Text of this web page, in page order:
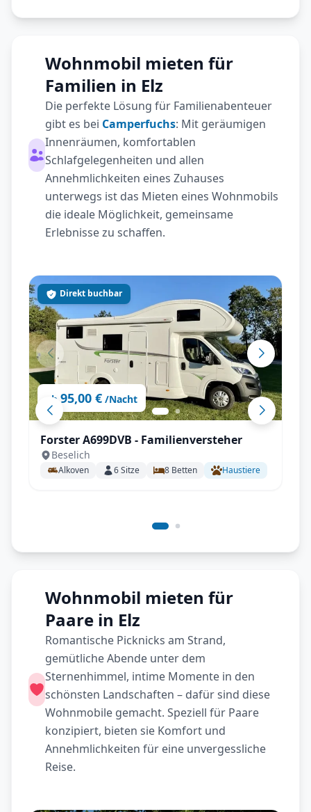
Wohnmobil mieten für
Familien in Elz
Die perfekte Lösung für Familienabenteuer
gibt es bei Camperfuchs: Mit geräumigen
Innenräumen, komfortablen
Schlafgelegenheiten und allen
Annehmlichkeiten eines Zuhauses
unterwegs ist das Mieten eines Wohnmobils
die ideale Möglichkeit, gemeinsame
Erlebnisse zu schaffen.
ab 95,00 € /Nacht
Direkt buchbar
Forster A699DVB - Familienversteher
Beselich
Alkoven 6Sitze 8 Betten Haustiere
Wohnmobil mieten für
Paare in Elz
Romantische Picknicks am Strand,
gemütliche Abende unter dem
Sternenhimmel, intime Momente in den
schönsten Landschaften – dafür sind diese
Wohnmobile gemacht. Speziell für Paare
konzipiert, bieten sie Komfort und
Annehmlichkeiten für eine unvergessliche
Reise.